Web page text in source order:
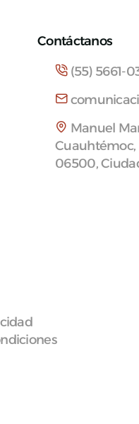
Contáctanos
(55) 5661-
Manuel
06500,